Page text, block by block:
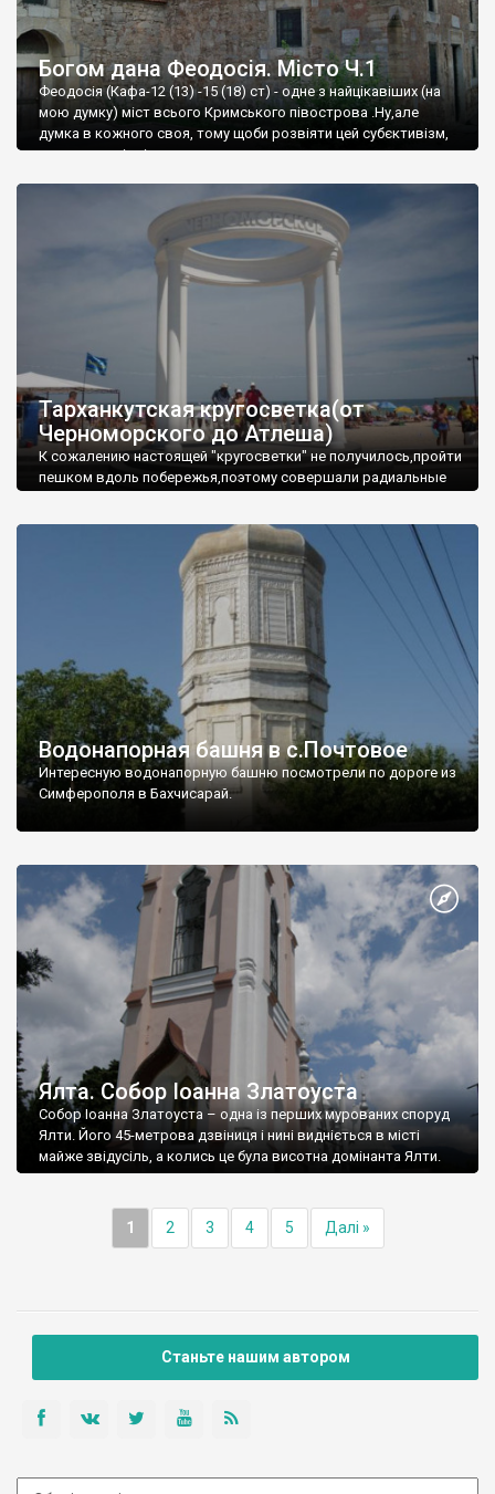
Богом дана Феодосія. Місто Ч.1
Феодосія (Кафа-12 (13) -15 (18) ст) - одне з найцікавіших (на
мою думку) міст всього Кримського півострова .Ну,але
думка в кожного своя, тому щоби розвіяти цей субєктивізм,
запрошую відвідати це
Тарханкутская кругосветка(от
Черноморского до Атлеша)
К сожалению настоящей "кругосветки" не получилось,пройти
пешком вдоль побережья,поэтому совершали радиальные
Водонапорная башня в с.Почтовое
Интересную водонапорную башню посмотрели по дороге из
Симферополя в Бахчисарай.
Ялта. Собор Іоанна Златоуста
Собор Іоанна Златоуста – одна із перших мурованих споруд
Ялти. Його 45-метрова дзвіниця і нині видніється в місті
майже звідусіль, а колись це була висотна домінанта Ялти.
1 2 3 4 5 Далі »
Станьте нашим автором